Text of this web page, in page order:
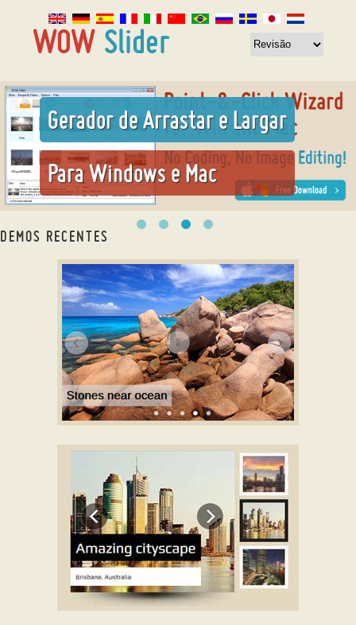
Gerador de Arrastar e Largar
Para Windows e Mac
DEMOS RECENTES
com Page efeito